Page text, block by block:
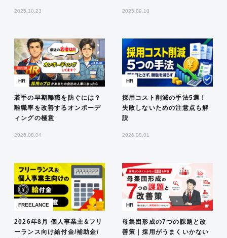
2025.10.23 2025.09.10
HR
若手の早期離職を防ぐには？
離職率を改善するオンボーデ
ィングの極意
2026.08.04
HR
採用コスト削減の手法5選！
失敗しないための注意点も解
説
2026.08.01
FREELANCE
2026年8月 個人事業主&フリ
ーランス向け給付金/補助金/
HR
母集団形成の7つの課題と改
善策｜採用がうまくいかない